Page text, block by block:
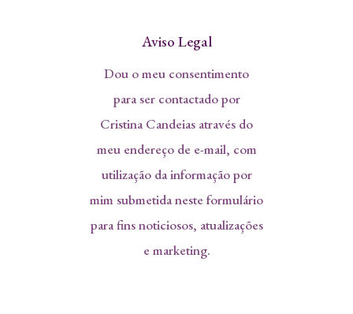
Aviso Legal
Dou o meu consentimento
para ser contactado por
Cristina Candeias através do
meu endereço de e-mail, com
utilização da informação por
mim submetida neste formulário
para fins noticiosos, atualizações
e marketing.